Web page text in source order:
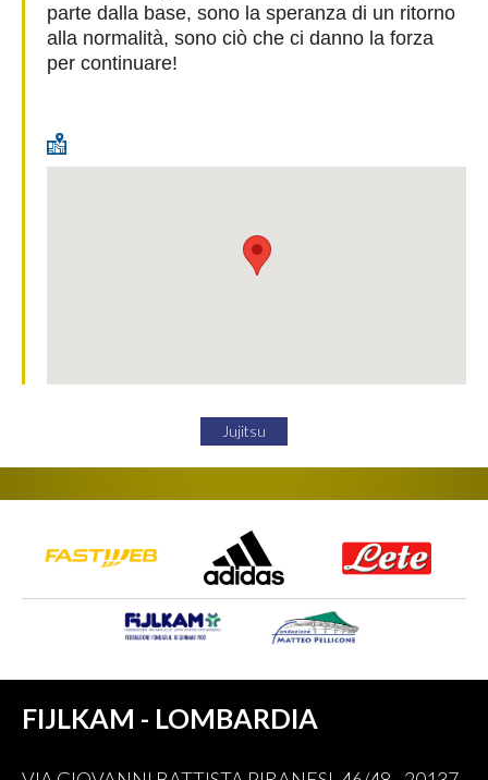
parte dalla base, sono la speranza di un ritorno
alla normalità, sono ciò che ci danno la forza
per continuare!
Jujitsu
FIJLKAM - LOMBARDIA